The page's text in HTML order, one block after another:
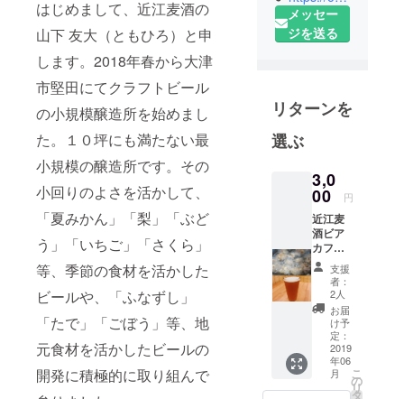
はじめまして、近江麦酒の
山下 友大（ともひろ）と申
します。2018年春から大津
市堅田にてクラフトビール
の小規模醸造所を始めまし
た。１０坪にも満たない最
小規模の醸造所です。その
小回りのよさを活かして、
「夏みかん」「梨」「ぶど
う」「いちご」「さくら」
等、季節の食材を活かした
ビールや、「ふなずし」
「たで」「ごぼう」等、地
元食材を活かしたビールの
開発に積極的に取り組んで
の山下と申
します。
８年にクラ
フトビール
の小規模醸
しました。
伝統的なク
ラフトビー
ルのほか
に、地元の
食材を活か
した「おも
しろ美味し
いビール造
り」にも積
極的取り組
メッセー
ジを送る
リターンを
選ぶ
3,0
00 円
近江麦
酒ビア
カフェ
でお使
いいた
だけ
る、お
つまみ
セット
のチ
ケット
です。
おつま
支援
者：
2人
お届
け予
定：
2019
年06
月
こ
の
リ
タ